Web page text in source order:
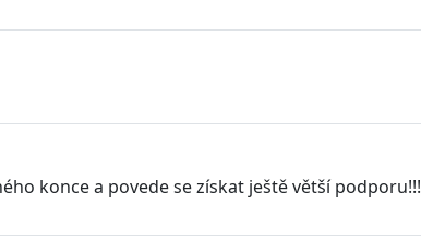
konce a povede se získat ještě větší podporu!!!